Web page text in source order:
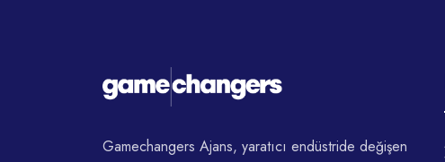
Gamechangers Ajans, yaratıcı endüstride değişen